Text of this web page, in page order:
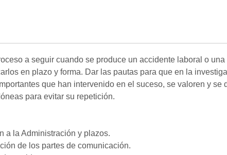
a seguir cuando se produce un accidente laboral o una
en plazo y forma. Dar las pautas para que en la
que han intervenido en el suceso, se valoren y se
para evitar su repetición.
a la Administración y plazos.
de los partes de comunicación.